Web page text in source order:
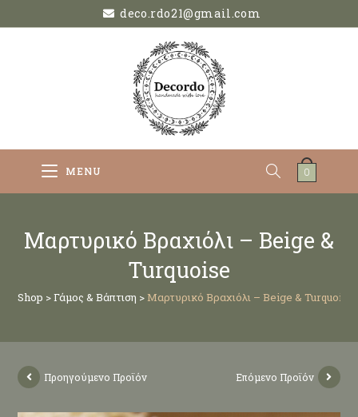
deco.rdo21@gmail.com
0
MENU
Μαρτυρικό Βραχιόλι – Beige &
Turquoise
Shop >Γάμος & Βάπτιση > Μαρτυρικό Βραχιόλι – Beige & Turquoise
Προηγούμενο Προϊόν Επόμενο Προϊόν